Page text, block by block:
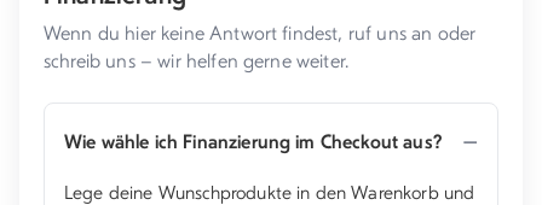
Wenn du hier keine Antwort findest, ruf uns an oder
schreib uns – wir helfen gerne weiter.
Wie wähle ich Finanzierung im Checkout aus?
Lege deine Wunschprodukte in den Warenkorb und